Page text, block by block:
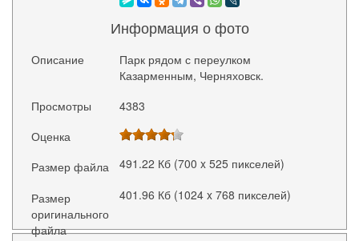
Информация о фото
Описание
Парк рядом с переулком
Казарменным, Черняховск.
Просмотры
4383
Оценка
Размер файла
491.22 Кб (700 x 525 пикселей)
Размер
оригинального
файла
401.96 Кб (1024 x 768 пикселей)